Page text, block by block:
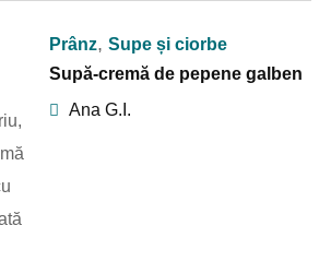
Prânz, Supe și ciorbe
Supă-cremă de pepene galben
Ana G.I.